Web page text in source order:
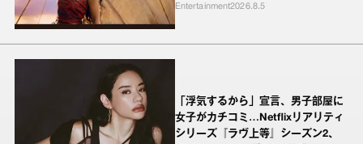
Entertainment2026.8.5
「浮気するから」宣言、男子部屋に
女子がカチコミ…Netflixリアリティ
シリーズ『ラヴ上等』シーズン2、